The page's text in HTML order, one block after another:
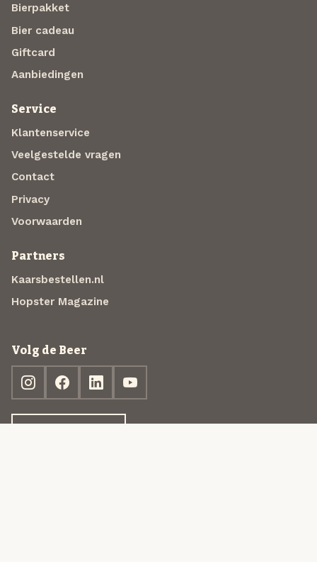
Bierpakket
Bier cadeau
Giftcard
Aanbiedingen
Service
Klantenservice
Veelgestelde vragen
Contact
Privacy
Voorwaarden
Partners
Kaarsbestellen.nl
Hopster Magazine
Volg de Beer